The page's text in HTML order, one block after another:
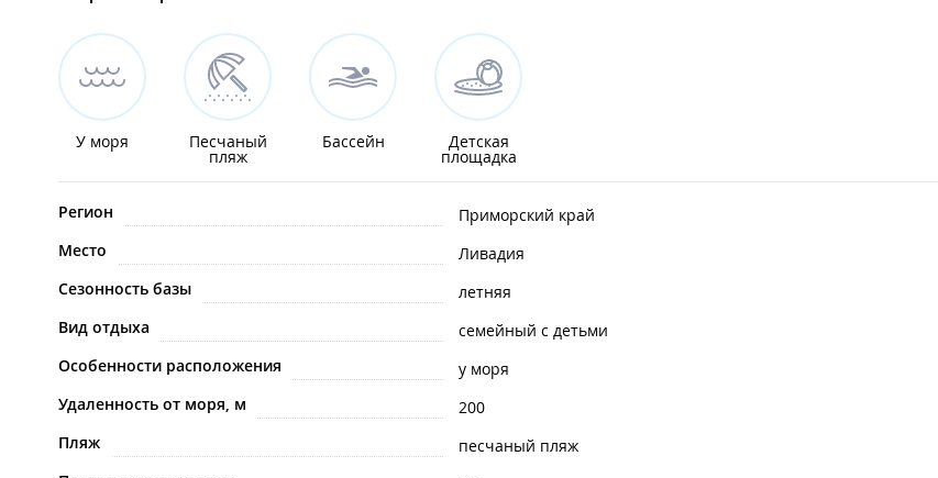
У моря Песчаный
пляж
Бассейн Детская
площадка
Регион
Приморский край
Место
Ливадия
Сезонность базы
летняя
Вид отдыха
семейный с детьми
Особенности расположения
у моря
Удаленность от моря, м
200
Пляж
песчаный пляж